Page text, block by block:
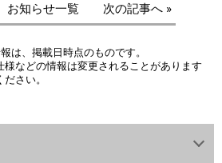
お知らせ一覧 次の記事へ »
は、掲載日時点のものです。
などの情報は変更されることがあります
さい。